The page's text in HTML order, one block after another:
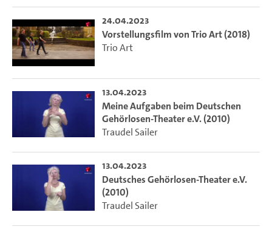
24.04.2023
Vorstellungsfilm von Trio Art (2018)
Trio Art
13.04.2023
Meine Aufgaben beim Deutschen
Gehörlosen-Theater e.V. (2010)
Traudel Sailer
13.04.2023
Deutsches Gehörlosen-Theater e.V.
(2010)
Traudel Sailer